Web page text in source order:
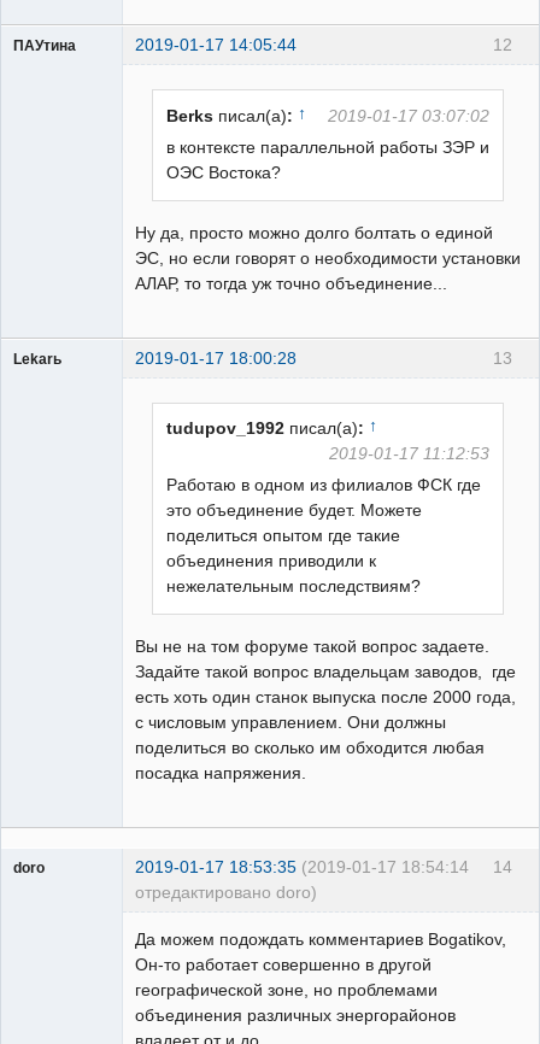
12
ПАУтина 2019-01-17 14:05:44
Berks писал(а): ↑
2019-01-17 03:07:02
в контексте параллельной работы ЗЭР и
ОЭС Востока?
Ну да, просто можно долго болтать о единой
ЭС, но если говорят о необходимости установки
АЛАР, то тогда уж точно объединение...
13
Lekarь 2019-01-17 18:00:28
tudupov_1992 писал(а): ↑
2019-01-17 11:12:53
Работаю в одном из филиалов ФСК где
это объединение будет. Можете
поделиться опытом где такие
объединения приводили к
нежелательным последствиям?
Вы не на том форуме такой вопрос задаете.
Задайте такой вопрос владельцам заводов, где
есть хоть один станок выпуска после 2000 года,
с числовым управлением. Они должны
поделиться во сколько им обходится любая
посадка напряжения.
14
doro 2019-01-17 18:53:35 (2019-01-17 18:54:14
отредактировано doro)
Да можем подождать комментариев Bogatikov,
Он-то работает совершенно в другой
географической зоне, но проблемами
объединения различных энергорайонов